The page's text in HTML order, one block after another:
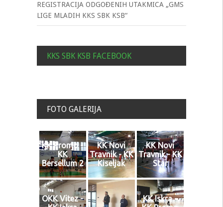
REGISTRACIJA ODGOĐENIH UTAKMICA „GMS
LIGE MLADIH KKS SBK KSB“
KKS SBK KSB FACEBOOK
FOTO GALERIJA
KK Promo -
KK
Bersellum 2
KK Novi
Travnik - KK
Kiseljak
KK Novi
Travnik - KK
Star
OKK Vitez -
KK Iskra -